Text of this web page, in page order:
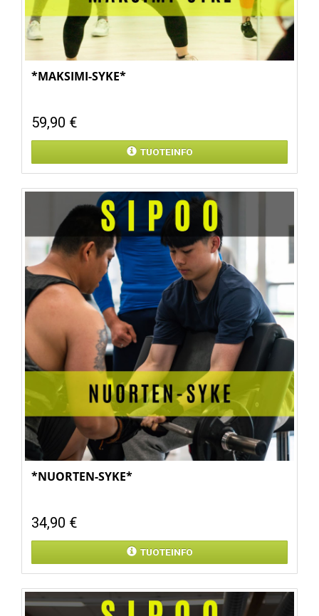
*MAKSIMI-SYKE*
59,90 €
TUOTEINFO
*NUORTEN-SYKE*
34,90 €
TUOTEINFO